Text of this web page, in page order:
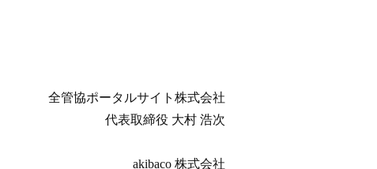
全管協ポータルサイト株式会社
代表取締役 大村 浩次
akibaco 株式会社